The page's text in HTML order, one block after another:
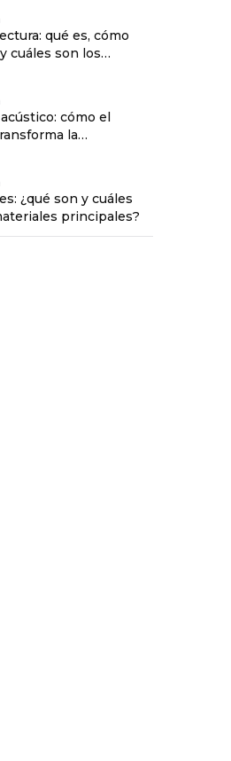
qué es, cómo
cuáles son los
cómo el
la
¿qué son y cuáles
principales?